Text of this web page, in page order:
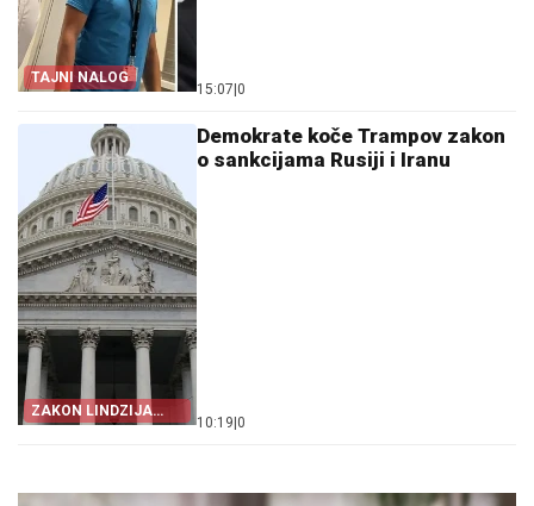
TAJNI NALOG
15:07 0
ZAKON LINDZIJA
GREJEMA
Demokrate koče Trampov zakon
o sankcijama Rusiji i Iranu
10:19 0